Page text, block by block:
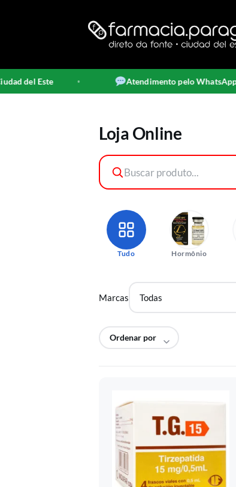
• Atendimento pelo WhatsApp •
Loja Online
Tudo Hormônio
Marcas